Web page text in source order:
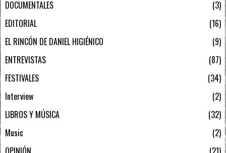
DOCUMENTALES
3
EDITORIAL
16
EL RINCÓN DE DANIEL HIGIÉNICO
9
ENTREVISTAS
87
FESTIVALES
34
Interview
2
LIBROS Y MÚSICA
32
Music
2